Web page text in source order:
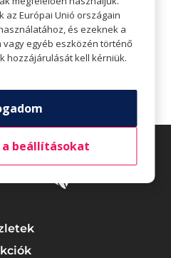
nyitvatartásáról az
média felületein
tájékozódhat.
az Európai Unió országain
és ezeknek a
egyéb eszközén történő
hozzájárulását kell kérniük.
beállításokat